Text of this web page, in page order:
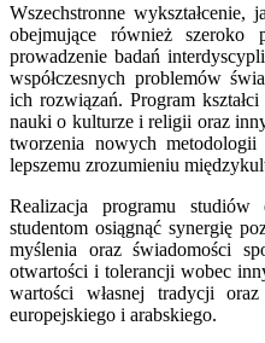
Wszechstronne wykształcenie,
obejmujące również szeroko
prowadzenie badań
współczesnych problemów
ich rozwiązań. Program
nauki o kulturze i religii oraz
tworzenia nowych metodologii
lepszemu zrozumieniu
Realizacja programu studiów
studentom osiągnąć synergię
myślenia oraz świadomości
otwartości i tolerancji wobec
wartości własnej tradycji
europejskiego i arabskiego.